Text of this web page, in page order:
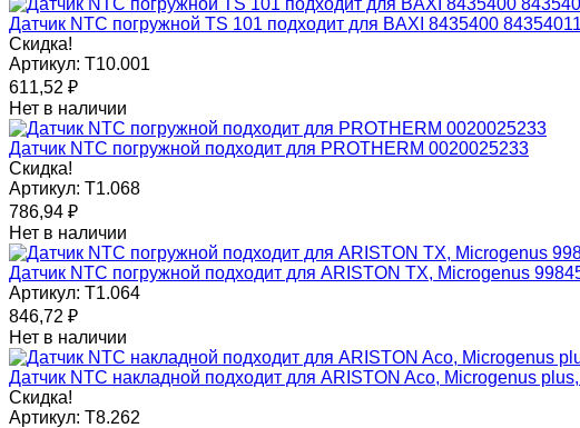
Датчик NTC погружной TS 101 подходит для BAXI 8435400
Скидка!
Артикул: T10.001
611,52 ₽
Нет в наличии
Датчик NTC погружной подходит для PROTHERM 0020025233
Скидка!
Артикул: T1.068
786,94 ₽
Нет в наличии
Датчик NTC погружной подходит для ARISTON TX, Microgenus
Артикул: T1.064
846,72 ₽
Нет в наличии
Датчик NTC накладной подходит для ARISTON Aco, Microgenus
Скидка!
Артикул: T8.262